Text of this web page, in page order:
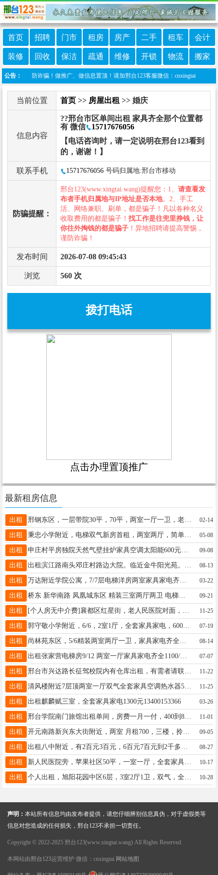
首页 招聘 门市 租房 房产 二手 租车 会计
装修 回收 保洁 疏通 维修 开锁 物流 搬家
公告：
惕，谨防诈骗！做推广、做信息置顶！请加邢台123客服微信：cnxingtai
当前位置 首页 >> 房屋出租 >> 婚庆
信息内容
??邢台市区单间出租 家具齐全那个位置都
有 微信
15717676056
【电话咨询时，请一定说明在邢台123看到
的，谢谢！】
联系手机 15717676056 号码归属地:邢台市移动
防骗提醒：
邢台123(www.xingtai.wang)提醒您：1、 请查看发
布者手机归属地与IP地址是否本地。2、手工
活、网络兼职、刷单，都是骗子！凡以各种名义
收取费用的都是骗子！ 找工作是往兜里挣钱，让
你往外掏钱的都是骗子 ！异地招聘请提高警惕，
谨防诈骗！
发布时间 2026-07-08 09:45:43
浏览 560 次
拨打电话
点击办理置顶推广
最新租房信息
出租 邢钢东区，一层带院30平，70平，两室一厅一卫，老证可，47万18713957335 02-14
出租 秉忠小学附近，电梯双气新房首租，两室两厅，简单装修，家具家电齐全，长租优惠，房东直租13463916000 05-08
出租 申庄村平房独院天然气壁挂炉家具空调太阳能600元。18931916063 09-08
出租 08-13
出租 03-22
出租 桥东 新华南路 凤凰城东区 精装三室两厅两卫 电梯洋房 一层带小院 家具家电齐全 拎包入住 房东13031900619 09-21
出租 11-25
出租 郭守敬小学附近，6/6，2室1厅，全套家具家电，600，行署，4层，空调，热水器，家具，550，2663325 07-19
出租 尚林苑东区，5/6精装两室两厅一卫，家具家电齐全，拎包入住，长租优惠！18713901990 08-14
出租 出租张家营电梯房9/12 两室一厅家具家电齐全1100/月 联系17731914043微信同号）/17731904043 07-07
出租 11-22
出租 清风楼附近7层顶两室一厅双气全套家具空调热水器550元一个月看房方便18632088716 11-25
出租 出租麒麟赋三室，全套家具家电1300元13400153366 03-26
出租 邢台学院南门旅馆出租单间，房费一月一付，400到800水电全包集中供暖设施齐全拎包入住13102556054 11-01
出租 开元南路新兴东大街附近，两室 月租700，三楼，拎包入住带地上小房13313397813微信同号 09-05
出租 08-27
出租 新人民医院旁，苹果社区50平，一室一厅，全套家具电器，领包入住，800元！看房方便18732932238 10-17
出租 个人出租，旭阳花园中区6层，3室2厅1卫，双气，全套家具电器拎包入住，月租750，电话15094493216，长租优惠 10-28
声明： 本站所有信息均由发布者提供，请您仔细辨别信息真伪，对于虚假类等
信息对您造成的任何损失，邢台123不承担一切责任。
Copyright © 2022-2025 邢台123(www.xingtai.wang) All Rights Reserved.
本网站由邢台123运营维护 微信：cnxingtai 网站地图